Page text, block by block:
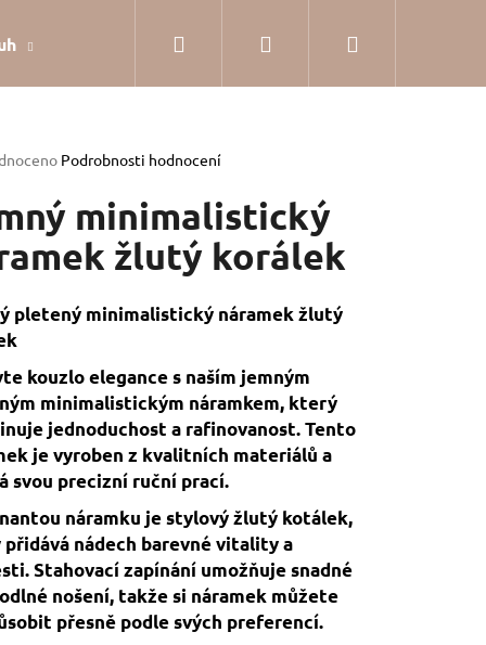
Dárkové balení Hodnocení obchodu
Přihlášení
Podrobnosti hodnocení
minimalistický
žlutý korálek
pletený minimalistický náramek žlutý
kouzlo elegance s naším jemným
minimalistickým náramkem, který
jednoduchost a rafinovanost. Tento
je vyroben z kvalitních materiálů a
svou precizní ruční prací.
náramku je stylový žlutý kotálek,
nádech barevné vitality a
Stahovací zapínání umožňuje snadné
nošení, takže si náramek můžete
přesně podle svých preferencí.